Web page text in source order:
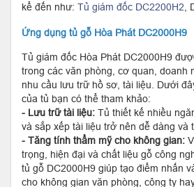
kể đến như: Tủ giám đốc DC2200H2 ,
Ứng dụng tủ gỗ Hòa Phát DC2000H9
Tủ giám đốc Hòa Phát DC2000H9
trong các văn phòng, cơ quan, doanh
nhu cầu lưu trữ hồ sơ, tài liệu. Dưới
của tủ bạn có thể tham khảo:
- Lưu trữ tài liệu: Tủ thiết kế nhiều
và sắp xếp tài liệu trở nên dễ dàng và
- Tăng tính thẩm mỹ cho không gian:
trọng, hiện đại và chất liệu gỗ công
tủ gỗ DC2000H9 giúp tạo điểm nhấn
cho không gian văn phòng, công ty